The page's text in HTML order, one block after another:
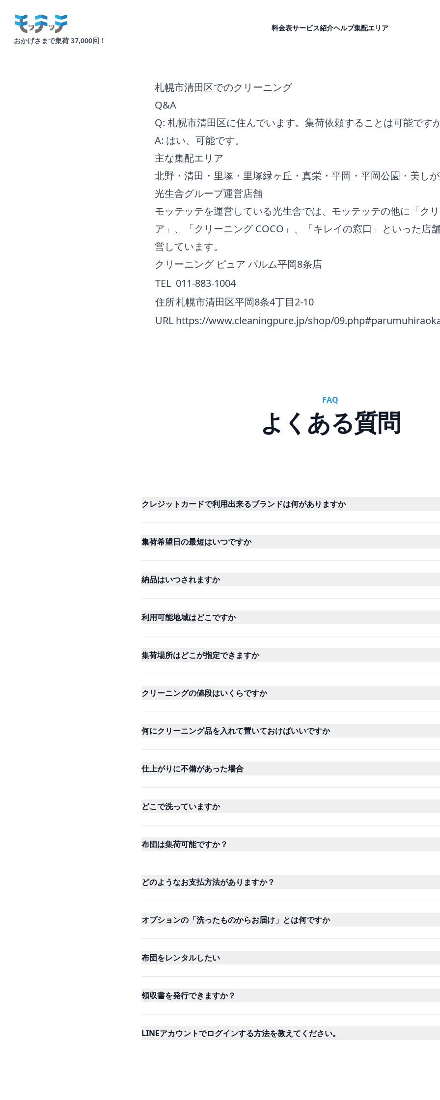
Your Company
おかげさまで集荷 37,000回！
料金表サービス紹介ヘルプ集配エリア
札幌市清田区でのクリーニング
Q&A
Q: 札幌市清田区に住んでいます。集荷依頼することは可能ですか
A: はい、可能です。
主な集配エリア
北野・清田・里塚・里塚緑ヶ丘・真栄・平岡・平岡公園・美し
光生舎グループ運営店舗
モッテッテを運営している光生舎では、モッテッテの他に「ク
ア」、「クリーニング COCO」、「キレイの窓口」といった店
営しています。
クリーニング ピュア パルム平岡8条店
TEL 011-883-1004
住所札幌市清田区平岡8条4丁目2-10
URL https://www.cleaningpure.jp/shop/
FAQ
よくある質問
クレジットカードで利用出来るブランドは何がありますか
集荷希望日の最短はいつですか
納品はいつされますか
利用可能地域はどこですか
集荷場所はどこが指定できますか
クリーニングの値段はいくらですか
何にクリーニング品を入れて置いておけばいいですか
仕上がりに不備があった場合
どこで洗っていますか
布団は集荷可能ですか？
どのようなお支払方法がありますか？
オプションの「洗ったものからお届け」とは何ですか
布団をレンタルしたい
領収書を発行できますか？
LINEアカウントでログインする方法を教えてください。